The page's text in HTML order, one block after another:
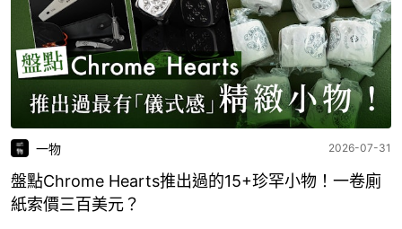
一物 2026-07-31
盤點Chrome Hearts推出過的15+珍罕小物！一卷廁
紙索價三百美元？